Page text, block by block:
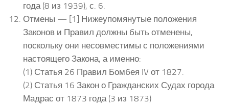
года (8 из 1939), с. 6.
Отмены — [1] Нижеупомянутые положения
Законов и Правил должны быть отменены,
поскольку они несовместимы с положениями
настоящего Закона, а именно:
(1) Статья 26 Правил Бомбея IV от 1827.
(2) Статья 16 Закон о Гражданских Судах города
Мадрас от 1873 года (3 из 1873)